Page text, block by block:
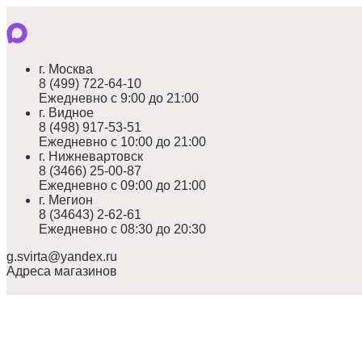
г. Москва
8 (499) 722-64-10
Ежедневно с 9:00 до 21:00
г. Видное
8 (498) 917-53-51
Ежедневно с 10:00 до 21:00
г. Нижневартовск
8 (3466) 25-00-87
Ежедневно с 09:00 до 21:00
г. Мегион
8 (34643) 2-62-61
Ежедневно с 08:30 до 20:30
g.svirta@yandex.ru
Адреса магазинов